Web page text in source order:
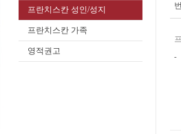
-
프란치스칸 성인/성지
프란치스칸 가족
영적권고